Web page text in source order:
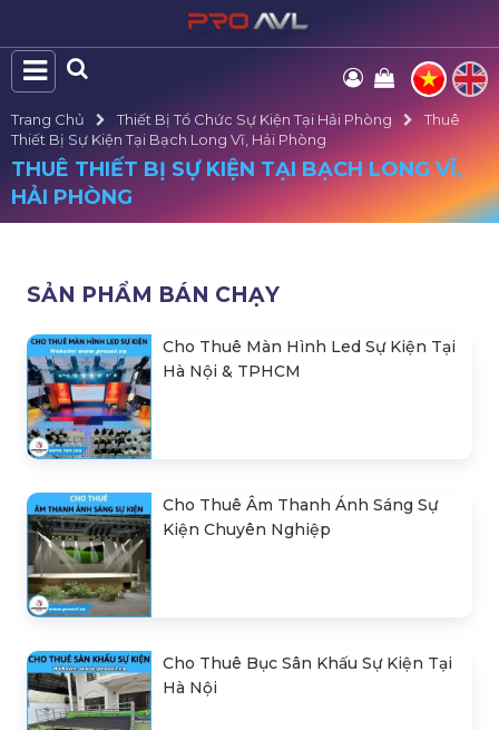
Trang Chủ Thiết Bị Tổ Chức Sự Kiện Tại Hải Phòng
Thuê
Thiết Bị Sự Kiện Tại Bạch Long Vĩ, Hải Phòng
THUÊ THIẾT BỊ SỰ KIỆN TẠI BẠCH LONG VĨ,
HẢI PHÒNG
SẢN PHẨM BÁN CHẠY
Cho Thuê Màn Hình Led Sự Kiện Tại
Hà Nội & TPHCM
Cho Thuê Âm Thanh Ánh Sáng Sự
Kiện Chuyên Nghiệp
Cho Thuê Bục Sân Khấu Sự Kiện Tại
Hà Nội